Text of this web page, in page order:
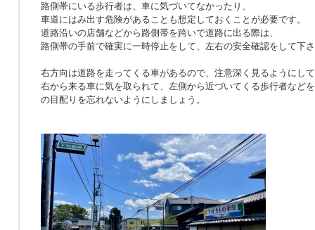
路側帯にいる歩行者は、車に気づいてなかったり、
車道にはみ出す危険があることも想定しておくことが必要です。
道路沿いの店舗などから路側帯を跨いで道路に出る際は、
路側帯の手前で確実に一時停止をして、左右の安全確認をして下
右方向は道路を走ってくる車があるので、注意深く見るようにし
右から来る車に気を取られて、左側から近づいてくる歩行者など
の目配りを忘れないようにしましょう。